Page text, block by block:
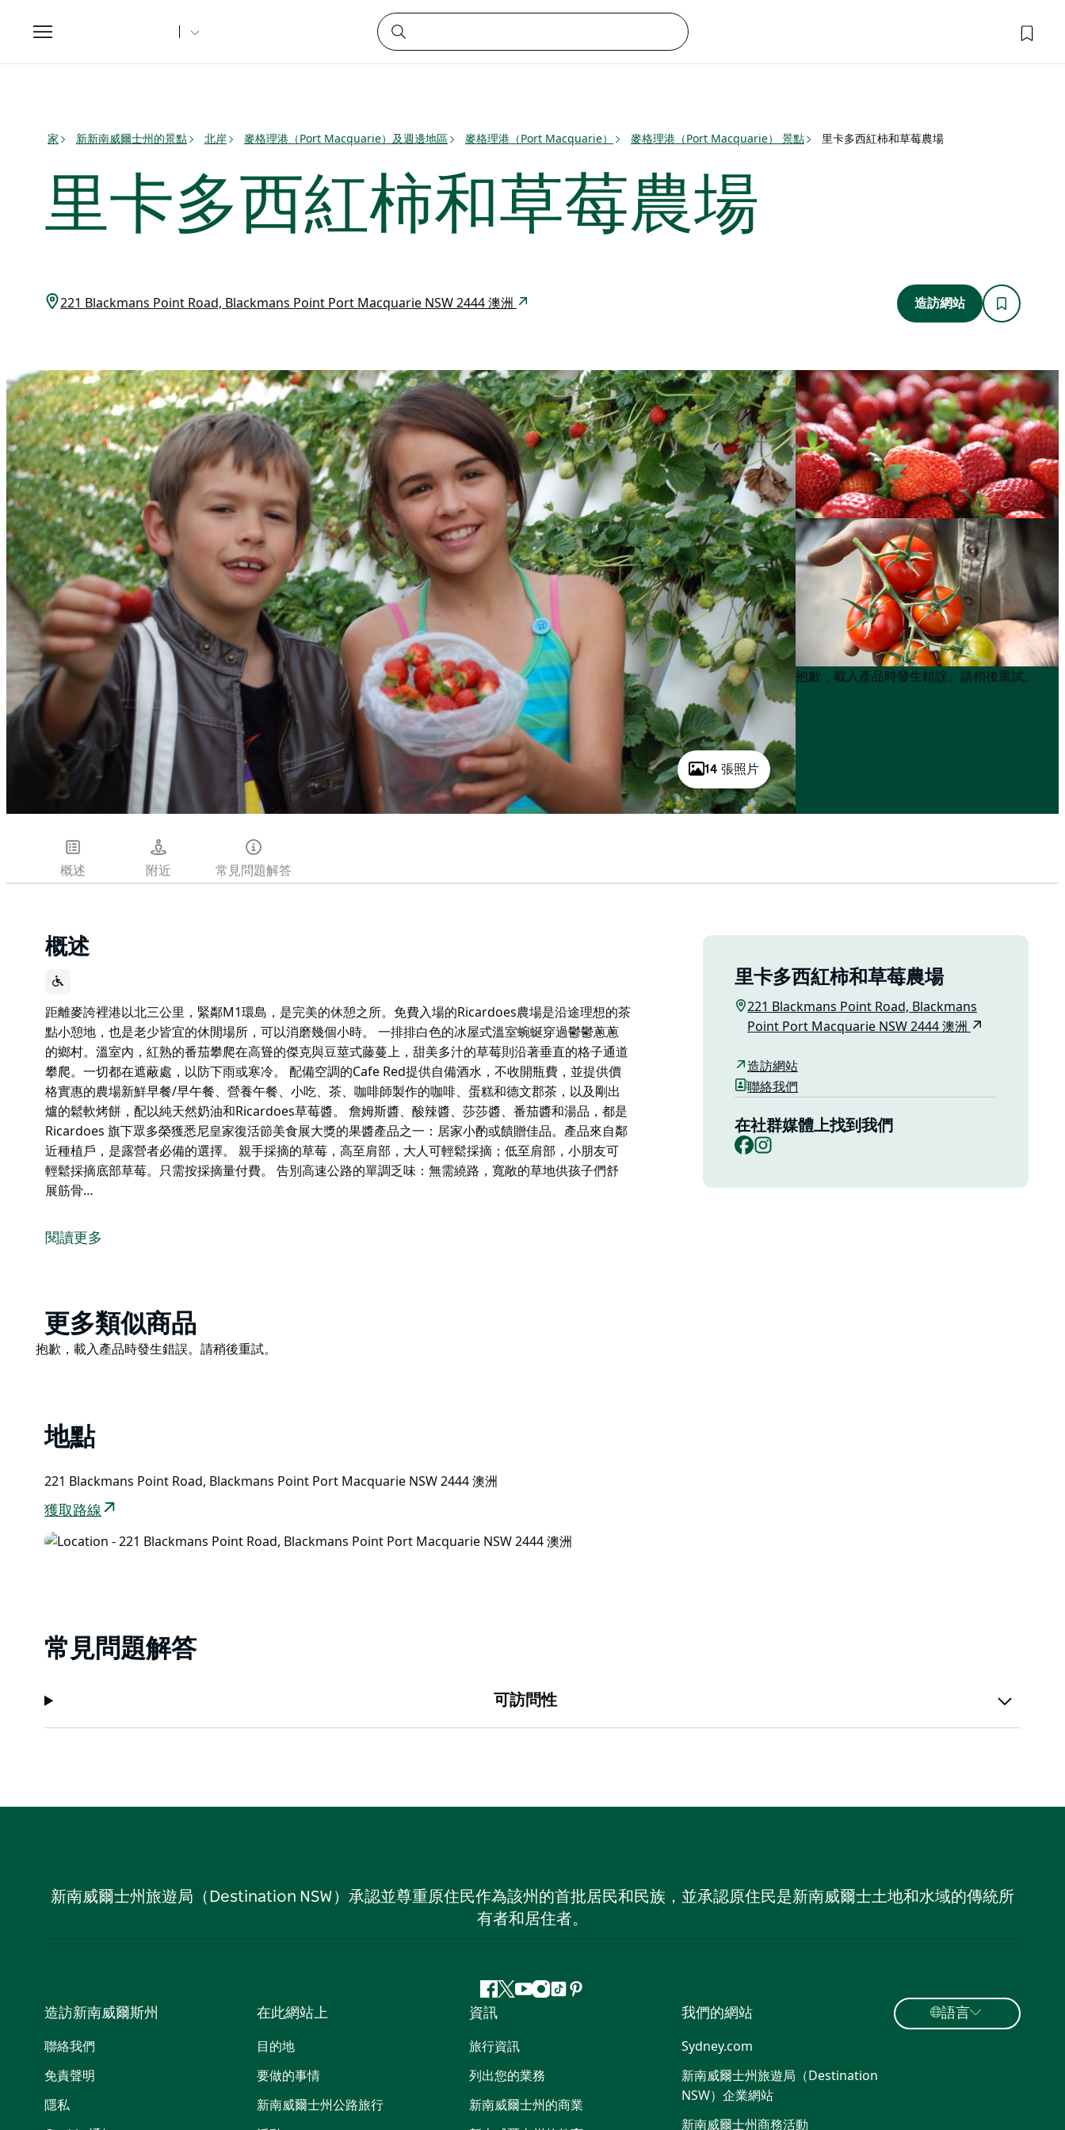
Toggle
navigation
家 新新南威爾士州的景點 北岸 麥格理港（Port Macquarie）及週邊地區 麥格理港（Port Macquarie） 麥格理港（Port Macquarie） 景點 里卡多西紅柿和草莓農場
里卡多西紅柿和草莓農場
221 Blackmans Point Road, Blackmans Point Port Macquarie NSW 2444 澳洲 造訪網站
14 張照片
Product
List
Product
List
抱歉，載入產品時發生錯誤。請稍後重試。
概述 附近 常見問題解答
概述
距離麥誇裡港以北三公里，緊鄰M1環島，是完美的休憩之所。免費入場的Ricardoes農場是沿途理想的茶
點小憩地，也是老少皆宜的休閒場所，可以消磨幾個小時。 一排排白色的冰屋式溫室蜿蜒穿過鬱鬱蔥蔥
的鄉村。溫室內，紅熟的番茄攀爬在高聳的傑克與豆莖式藤蔓上，甜美多汁的草莓則沿著垂直的格子通道
攀爬。一切都在遮蔽處，以防下雨或寒冷。 配備空調的Cafe Red提供自備酒水，不收開瓶費，並提供價
格實惠的農場新鮮早餐/早午餐、營養午餐、小吃、茶、咖啡師製作的咖啡、蛋糕和德文郡茶，以及剛出
爐的鬆軟烤餅，配以純天然奶油和Ricardoes草莓醬。 詹姆斯醬、酸辣醬、莎莎醬、番茄醬和湯品，都是
Ricardoes 旗下眾多榮獲悉尼皇家復活節美食展大獎的果醬產品之一：居家小酌或饋贈佳品。產品來自鄰
近種植戶，是露營者必備的選擇。 親手採摘的草莓，高至肩部，大人可輕鬆採摘；低至肩部，小朋友可
輕鬆採摘底部草莓。只需按採摘量付費。 告別高速公路的單調乏味：無需繞路，寬敞的草地供孩子們舒
展筋骨…
點小憩地，也是老少皆宜的休閒場所，可以消磨幾個小時。
配備空調的Cafe Red提供自備酒水，不收開瓶費，並提供價格實惠的農場新鮮早餐/早午餐、營養午餐、
小吃、茶、咖啡師製作的咖啡、蛋糕和德文郡茶，以及剛出爐的鬆軟烤餅，配以純天然奶油和Ricardoes
草莓醬。
親手採摘的草莓，高至肩部，大人可輕鬆採摘；低至肩部，小朋友可輕鬆採摘底部草莓。只需按採摘量付
費。
停車場。
閱讀更多
里卡多西紅柿和草莓農場
221 Blackmans Point Road, Blackmans
Point Port Macquarie NSW 2444 澳洲
造訪網站
聯絡我們
在社群媒體上找到我們
Facebook
Product
List
更多類似商品
Product
抱歉，載入產品時發生錯誤。請稍後重試。
地點
221 Blackmans Point Road, Blackmans Point Port Macquarie NSW 2444 澳洲
獲取路線
常見問題解答
可訪問性
新南威爾士州旅遊局（Destination NSW）承認並尊重原住民作為該州的首批居民和民族，並承認原住民是新南威爾士土地和水域的傳統所
有者和居住者。
Facebook
嘰
喳
喳
Youtube
Instagram
抖 Pinterest
造訪新南威爾斯州
聯絡我們
免責聲明
隱私
在此網站上
目的地
要做的事情
新南威爾士州公路旅行
資訊
旅行資訊
列出您的業務
新南威爾士州的商業
我們的網站
Sydney.com
新南威爾士州旅遊局（Destination
NSW）企業網站
新南威爾士州商務活動
語言